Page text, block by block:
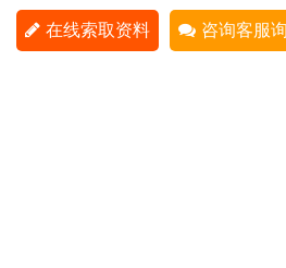
在线索取资料 咨询客服